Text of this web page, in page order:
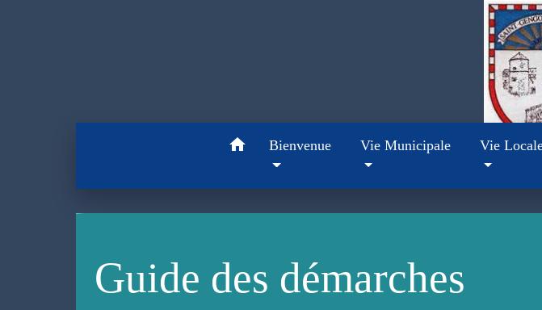
home Bienvenue Vie Municipale Vie
Guide des démarches